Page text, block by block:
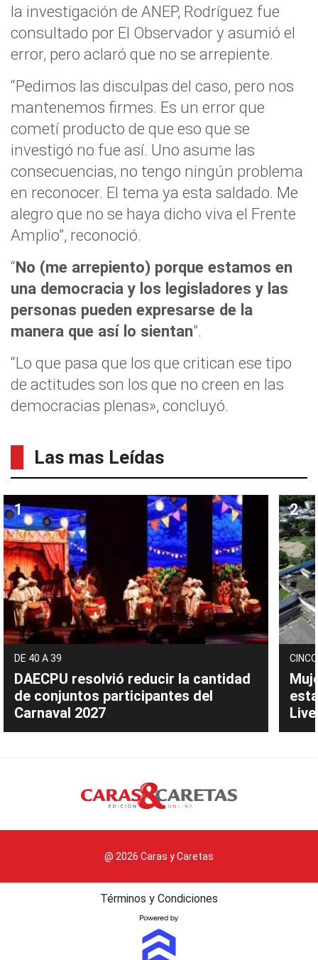
la investigación de ANEP, Rodríguez fue
consultado por El Observador y asumió el
error, pero aclaró que no se arrepiente.
“Pedimos las disculpas del caso, pero nos
mantenemos firmes. Es un error que
cometí producto de que eso que se
investigó no fue así. Uno asume las
consecuencias, no tengo ningún problema
en reconocer. El tema ya esta saldado. Me
alegro que no se haya dicho viva el Frente
Amplio”, reconoció.
“No (me arrepiento) porque estamos en
una democracia y los legisladores y las
personas pueden expresarse de la
manera que así lo sientan”.
“Lo que pasa que los que critican ese tipo
de actitudes son los que no creen en las
democracias plenas», concluyó.
Las mas Leídas
DE 40 A 39
DAECPU resolvió reducir la cantidad
de conjuntos participantes del
Carnaval 2027
@ 2026 Caras y Caretas
Términos y Condiciones